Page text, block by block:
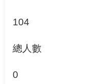
104
總人數
0